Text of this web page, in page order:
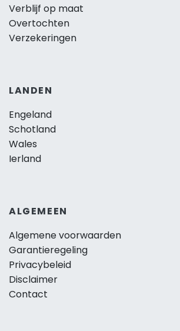
Verblijf op maat
Overtochten
Verzekeringen
LANDEN
Engeland
Schotland
Wales
Ierland
ALGEMEEN
Algemene voorwaarden
Garantieregeling
Privacybeleid
Disclaimer
Contact